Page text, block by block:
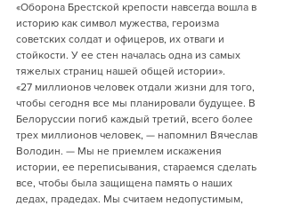
«Оборона Брестской крепости навсегда вошла в
историю как символ мужества, героизма
советских солдат и офицеров, их отваги и
стойкости. У ее стен началась одна из самых
тяжелых страниц нашей общей истории».
«27 миллионов человек отдали жизни для того,
чтобы сегодня все мы планировали будущее. В
Белоруссии погиб каждый третий, всего более
трех миллионов человек, — напомнил Вячеслав
Володин. — Мы не приемлем искажения
истории, ее переписывания, стараемся сделать
все, чтобы была защищена память о наших
дедах, прадедах. Мы считаем недопустимым,